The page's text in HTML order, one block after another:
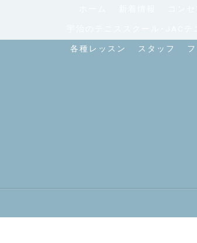
各種レッスン スタッフ